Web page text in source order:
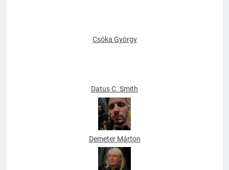
Datus C. Smith
Demeter Márton